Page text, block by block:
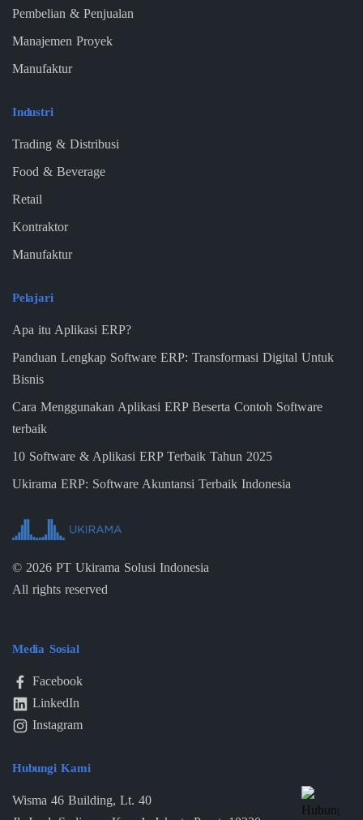
Pembelian & Penjualan
Manajemen Proyek
Manufaktur
Industri
Trading & Distribusi
Food & Beverage
Retail
Kontraktor
Manufaktur
Pelajari
Apa itu Aplikasi ERP?
Panduan Lengkap Software ERP: Transformasi Digital Untuk
Bisnis
Cara Menggunakan Aplikasi ERP Beserta Contoh Software
terbaik
10 Software & Aplikasi ERP Terbaik Tahun 2025
Ukirama ERP: Software Akuntansi Terbaik Indonesia
© 2026 PT Ukirama Solusi Indonesia
All rights reserved
Media Sosial
Facebook
LinkedIn
Instagram
Hubungi Kami
Wisma 46 Building, Lt. 40